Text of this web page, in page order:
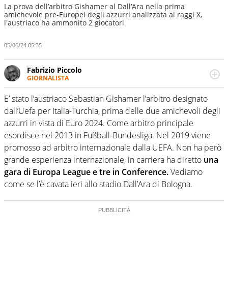
La prova dell’arbitro Gishamer al Dall’Ara nella prima
amichevole pre-Europei degli azzurri analizzata ai raggi X,
l'austriaco ha ammonito 2 giocatori
05/06/24 05:35
Fabrizio Piccolo
GIORNALISTA
Nella sua carriera ha seguito numerose manifestazioni
sportive e collaborato con agenzie e testate. Esperienza,
competenza, conoscenza e memoria storica. Si occupa
prevalentemente di calcio
E’ stato l’austriaco Sebastian Gishamer l’arbitro designato
dall’Uefa per Italia-Turchia, prima delle due amichevoli degli
azzurri in vista di Euro 2024. Come arbitro principale
esordisce nel 2013 in Fußball-Bundesliga. Nel 2019 viene
promosso ad arbitro internazionale dalla UEFA. Non ha però
grande esperienza internazionale, in carriera ha diretto una
gara di Europa League e tre in Conference.Vediamo
come se l’è cavata ieri allo stadio Dall’Ara di Bologna.